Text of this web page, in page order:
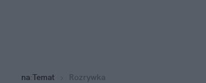
na:Temat Rozrywka